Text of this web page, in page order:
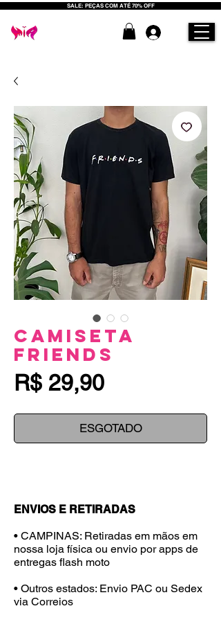
SALE: PEÇAS COM ATÉ 70% OFF
Camiseta
Friends
R$ 29,90Preço
ESGOTADO
ENVIOS E RETIRADAS
• CAMPINAS: Retiradas em mãos em
nossa loja física ou envio por apps de
entregas flash moto
• Outros estados: Envio PAC ou Sedex
via Correios